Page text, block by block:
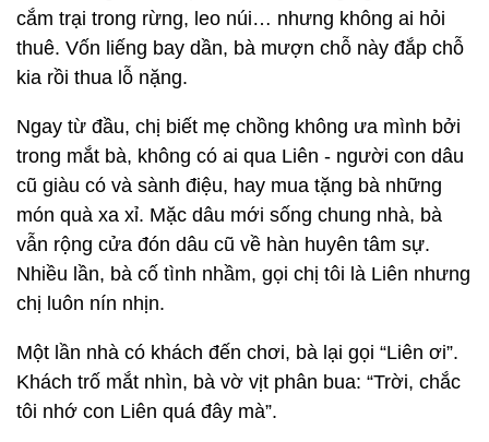
cắm trại trong rừng, leo núi… nhưng không ai hỏi
thuê. Vốn liếng bay dần, bà mượn chỗ này đắp chỗ
kia rồi thua lỗ nặng.
Ngay từ đầu, chị biết mẹ chồng không ưa mình bởi
trong mắt bà, không có ai qua Liên - người con dâu
cũ giàu có và sành điệu, hay mua tặng bà những
món quà xa xỉ. Mặc dâu mới sống chung nhà, bà
vẫn rộng cửa đón dâu cũ về hàn huyên tâm sự.
Nhiều lần, bà cố tình nhầm, gọi chị tôi là Liên nhưng
chị luôn nín nhịn.
Một lần nhà có khách đến chơi, bà lại gọi “Liên ơi”.
Khách trố mắt nhìn, bà vờ vịt phân bua: “Trời, chắc
tôi nhớ con Liên quá đây mà”.